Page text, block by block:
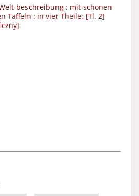
beschreibung : mit schonen
Taffeln : in vier Theile: [Tl. 2]